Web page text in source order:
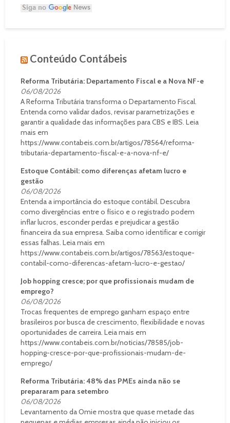
Conteúdo Contábeis
Reforma Tributária: Departamento Fiscal e a Nova NF-e
06/08/2026
A Reforma Tributária transforma o Departamento Fiscal.
Entenda como validar dados, revisar parametrizações e
garantir a qualidade das informações para CBS e IBS. Leia
mais em
https://www.contabeis.com.br/artigos/78564/reforma-
tributaria-departamento-fiscal-e-a-nova-nf-e/
Estoque Contábil: como diferenças afetam lucro e
gestão
06/08/2026
Entenda a importância do estoque contábil. Descubra
como divergências entre o físico e o registrado podem
inflar lucros, esconder perdas e prejudicar a gestão
financeira da sua empresa. Saiba como identificar e corrigir
essas falhas. Leia mais em
https://www.contabeis.com.br/artigos/78563/estoque-
contabil-como-diferencas-afetam-lucro-e-gestao/
Job hopping cresce; por que profissionais mudam de
emprego?
06/08/2026
Trocas frequentes de emprego ganham espaço entre
brasileiros por busca de crescimento, flexibilidade e novas
oportunidades de carreira. Leia mais em
https://www.contabeis.com.br/noticias/78585/job-
hopping-cresce-por-que-profissionais-mudam-de-
emprego/
Reforma Tributária: 48% das PMEs ainda não se
prepararam para setembro
06/08/2026
Levantamento da Omie mostra que quase metade das